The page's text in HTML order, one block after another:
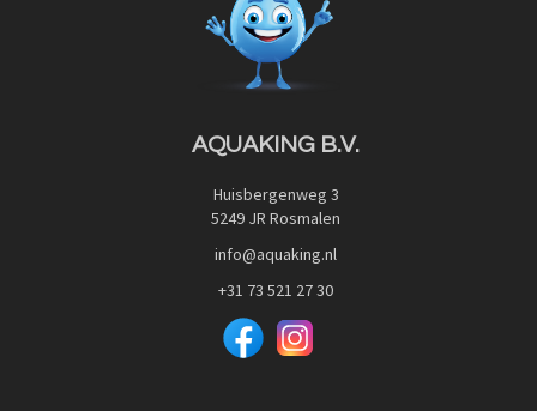
Veilig betalen met:
Red Label Filter Series
Nishikigoi-Ô
JPD Japan Pet Design
AQUAKING B.V.
Huisbergenweg 3
5249 JR Rosmalen
info@aquaking.nl
+31 73 521 27 30